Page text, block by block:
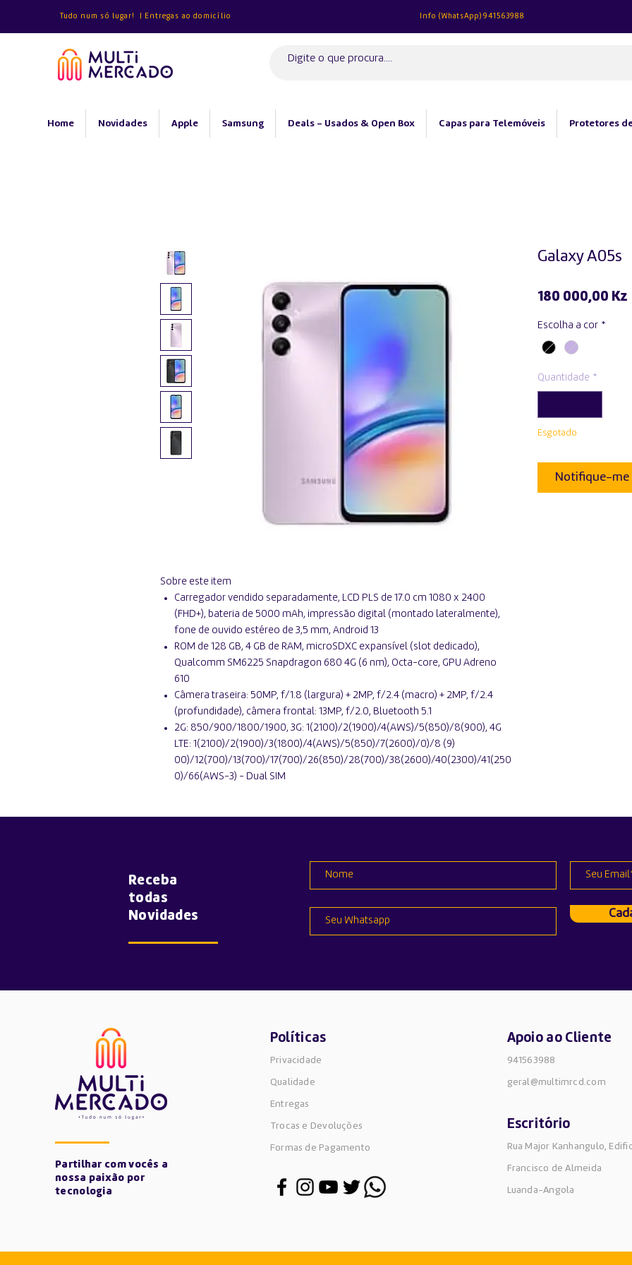
Tudo num só lugar! | Entregas ao domicílio Info (WhatsApp)941563988
Home Novidades Apple Samsung Deals - Usados & Open Box Capas para Telemóveis Protetores
Sobre este item
Carregador vendido separadamente, LCD PLS de 17.0 cm 1080 x 2400
(FHD+), bateria de 5000 mAh, impressão digital (montado lateralmente),
fone de ouvido estéreo de 3,5 mm, Android 13
ROM de 128 GB, 4 GB de RAM, microSDXC expansível (slot dedicado),
Qualcomm SM6225 Snapdragon 680 4G (6 nm), Octa-core, GPU Adreno
610
Câmera traseira: 50MP, f/1.8 (largura) + 2MP, f/2.4 (macro) + 2MP, f/2.4
(profundidade), câmera frontal: 13MP, f/2.0, Bluetooth 5.1
2G: 850/900/1800/1900, 3G: 1(2100)/2(1900)/4(AWS)/5(850)/8(900), 4G
LTE: 1(2100)/2(1900)/3(1800)/4(AWS)/5(850)/7(2600)/0)/8 (9)
00)/12(700)/13(700)/17(700)/26(850)/28(700)/38(2600)/40(2300)/41(250
0)/66(AWS-3) - Dual SIM
Galaxy A05s
180 000,00 Kz
Escolha a cor *
Quantidade *
Esgotado
Notifique-me
Receba
todas
Novidades
Partilhar com vocês a
nossa paixão por
tecnologia
Políticas
Privacidade
Qualidade
Entregas
Trocas e Devoluções
Formas de Pagamento
Apoio ao Cliente
941563988
geral@multimrcd.com
Escritório
Rua Major Kanhangulo,
Francisco de Almeida
Luanda-Angola